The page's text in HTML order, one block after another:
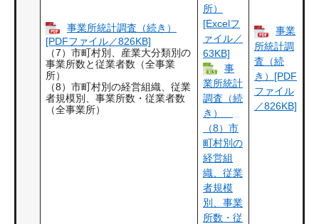
事業所統計調査（続き）
[PDFファイル／826KB]
（7）市町村別、産業大分類別の
事業所数と従業者数（全事業
所）
（8）市町村別の経営組織、従業
者規模別、事業所数・従業者数
（全事業所）
所）
[Excelフ
ァイル／
63KB]
事
業所統計
調査（続
き）
（8）市
町村別の
経営組
織、従業
者規模
別、事業
所数・従
事業
所統計調
査（続
き）[PDF
ファイル
／826KB]